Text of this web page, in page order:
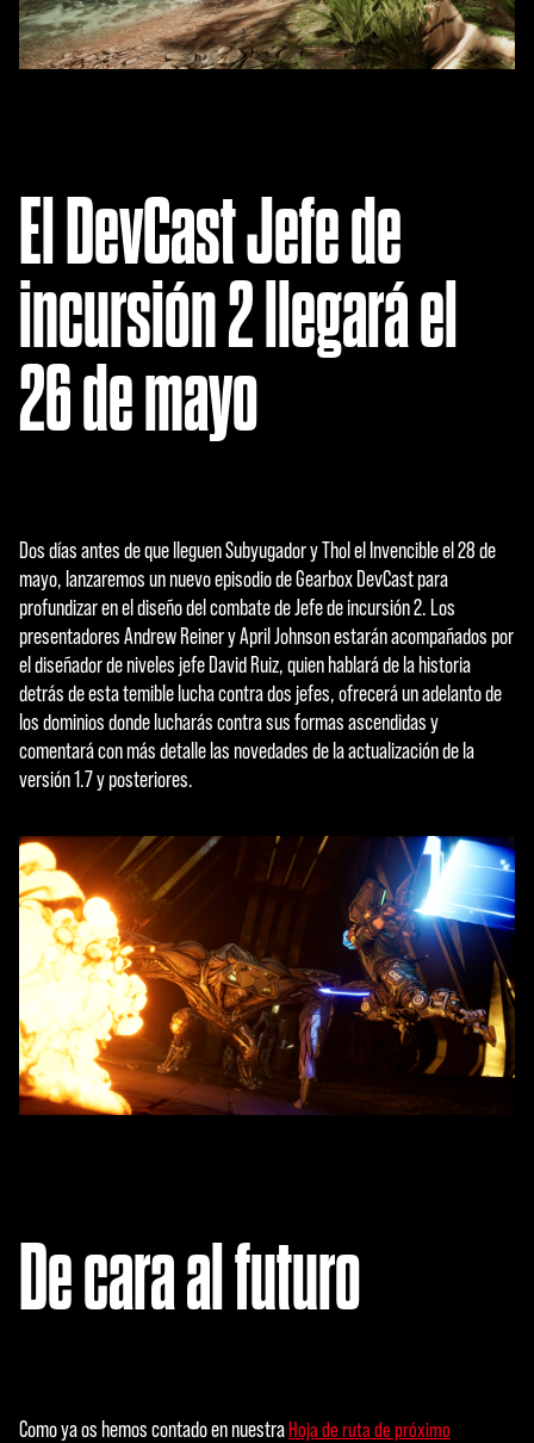
El DevCast Jefe de
incursión 2 llegará el
26 de mayo
Dos días antes de que lleguen Subyugador y Thol el Invencible el 28 de
mayo, lanzaremos un nuevo episodio de Gearbox DevCast para
profundizar en el diseño del combate de Jefe de incursión 2. Los
presentadores Andrew Reiner y April Johnson estarán acompañados por
el diseñador de niveles jefe David Ruiz, quien hablará de la historia
detrás de esta temible lucha contra dos jefes, ofrecerá un adelanto de
los dominios donde lucharás contra sus formas ascendidas y
comentará con más detalle las novedades de la actualización de la
versión 1.7 y posteriores.
De cara al futuro
Como ya os hemos contado en nuestraHoja de ruta de próximo